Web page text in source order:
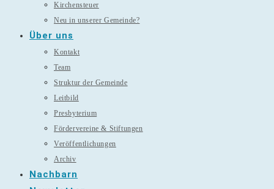
Kirchensteuer
Neu in unserer Gemeinde?
Über uns
Kontakt
Team
Struktur der Gemeinde
Leitbild
Presbyterium
Fördervereine & Stiftungen
Veröffentlichungen
Archiv
Nachbarn